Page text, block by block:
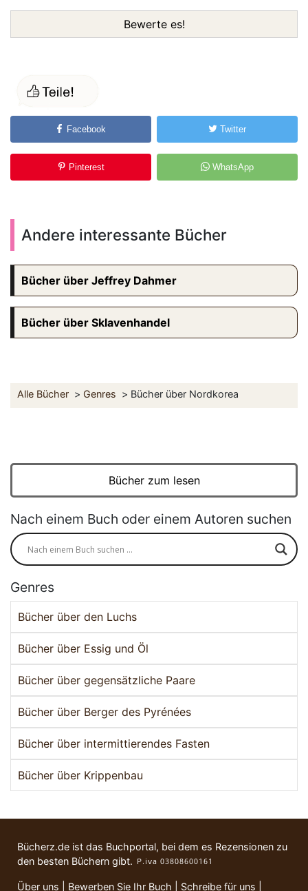
Bewerte es!
Facebook Twitter
Pinterest WhatsApp
Andere interessante Bücher
Bücher über Jeffrey Dahmer
Bücher über Sklavenhandel
Alle Bücher Genres Bücher über Nordkorea
Bücher zum lesen
Nach einem Buch oder einem Autoren suchen
Genres
Bücher über den Luchs
Bücher über Essig und Öl
Bücher über gegensätzliche Paare
Bücher über Berger des Pyrénées
Bücher über intermittierendes Fasten
Bücher über Krippenbau
Bücherz.de ist das Buchportal, bei dem es Rezensionen zu
den besten Büchern gibt.
Über uns Bewerben Sie Ihr Buch Schreibe für uns